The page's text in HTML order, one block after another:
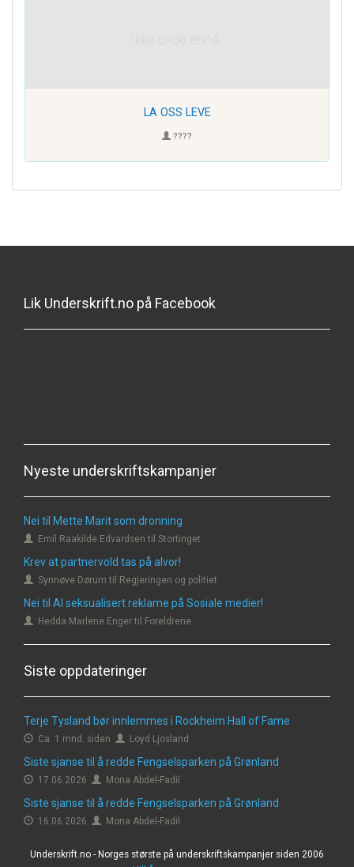
LA OSS LEVE
????
Lik Underskrift.no på Facebook
Nyeste underskriftskampanjer
Nei til Mette Marit som dronning
Emil Raakilde Edvardsen til Stortinget
Krev at partnervold tas på alvor!
Synnøve Dørum til Regjeringen og politiet
Nei til AI seksualisert reklame på Sosiale medier!
Hedda Marlene Enger til Foreldrene
Siste oppdateringer
Terje Tysland bør innlemmes i Rockheim Hall of Fame
Ca. 1 mnd. siden Loyd Ljosland
Siste sjanse til å redde Fengselsparken på Grønland
17.06.2026 Mona Abdel-Fadil
Siste sjanse til å redde Fengselsparken på Grønland
16.06.2026 Mona Abdel-Fadil
Underskrift.no - Norges største på underskriftskampanjer siden 2006